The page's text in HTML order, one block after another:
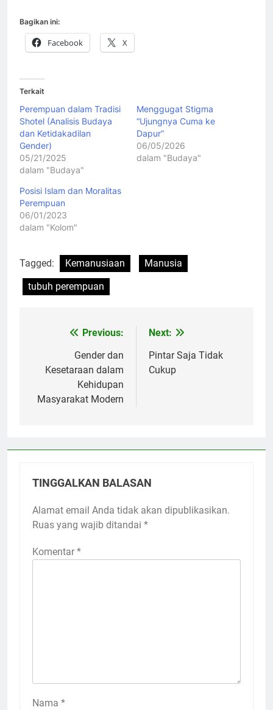
Bagikan ini:
Facebook X
Terkait
Perempuan dalam Tradisi
Shotel (Analisis Budaya
dan Ketidakadilan
Gender)
05/21/2025
dalam "Budaya"
Menggugat Stigma
“Ujungnya Cuma ke
Dapur”
06/05/2026
dalam "Budaya"
Posisi Islam dan Moralitas
Perempuan
06/01/2023
dalam "Kolom"
Tagged: Kemanusiaan
Manusia
tubuh perempuan
NavigasiPrevious:
Gender dan
Kesetaraan dalam
Kehidupan
Masyarakat Modern
Next:
Pintar Saja Tidak
Cukup
TINGGALKAN BALASAN
Alamat email Anda tidak akan dipublikasikan.
Ruas yang wajib ditandai *
Komentar *
Nama *